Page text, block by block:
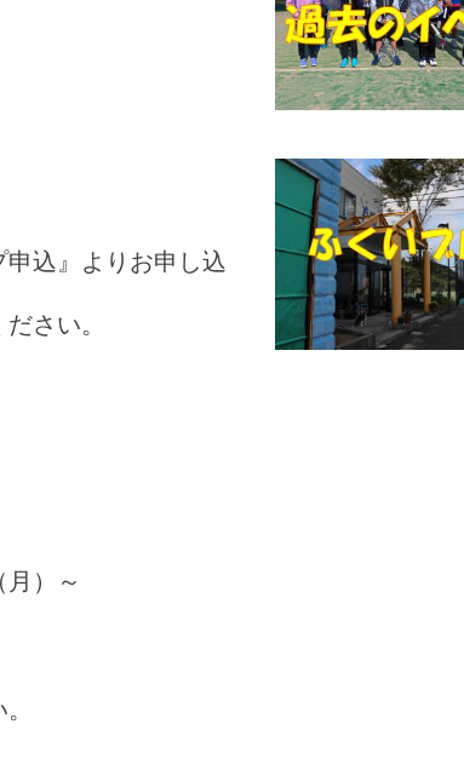
込』よりお申し込
さい。
）～